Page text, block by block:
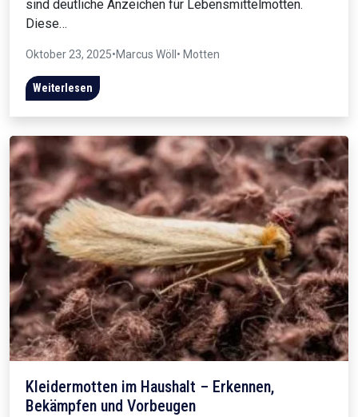
sind deutliche Anzeichen für Lebensmittelmotten.
Diese…
Oktober 23, 2025•Marcus Wöll • Motten
Weiterlesen
Kleidermotten im Haushalt – Erkennen,
Bekämpfen und Vorbeugen